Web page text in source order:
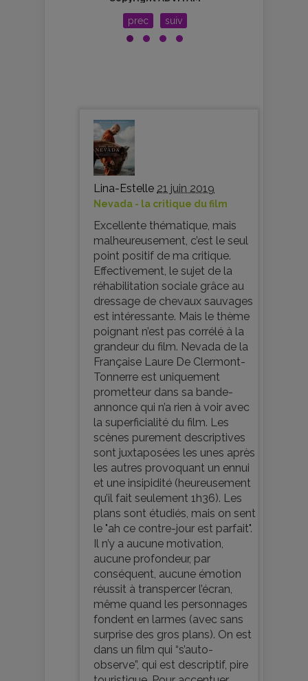
prec suiv
Lina-Estelle 21 juin 2019
Nevada - la critique du film
Excellente thématique, mais
malheureusement, c’est le seul
point positif de ma critique.
Effectivement, le sujet de la
réhabilitation sociale grâce au
dressage de chevaux sauvages
est intéressante. Mais le thème
poignant n’est pas corrélé à la
grandeur du film. Nevada de la
Française Laure De Clermont-
Tonnerre est uniquement
prometteur dans sa bande-
annonce qui n’a rien à voir avec
la superficialité du film. Les
scènes purement descriptives
sont juxtaposées les unes après
les autres provoquant un ennui
et une insipidité (heureusement
qu’il fait seulement 1h36). Les
plans sont étudiés, mais on sent
le "ah ce contre-jour est parfait".
Il n’y a aucune motivation,
aucune profondeur, par
conséquent, aucune émotion
réussit à transpercer l’écran,
même quand les personnages
fondent en larmes (avec sans
surprise des gros plans). On est
dans un film qui “s’auto-
observe”, qui est descriptif, pire